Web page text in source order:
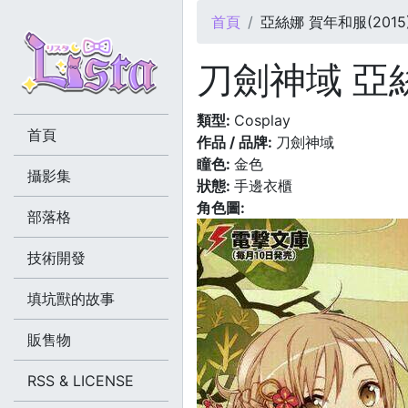
您在這裡
首頁 亞絲娜 賀年和服
刀劍神域 亞
類型: Cosplay
作品 / 品牌: 刀劍神域
瞳色: 金色
狀態: 手邊衣櫃
角色圖:
首頁
攝影集
部落格
技術開發
填坑獸的故事
販售物
RSS & LICENSE